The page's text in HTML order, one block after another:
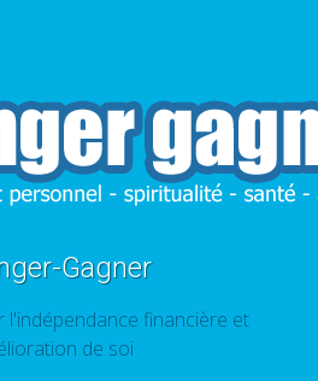
Gagner
l'indépendance financière et
de soi